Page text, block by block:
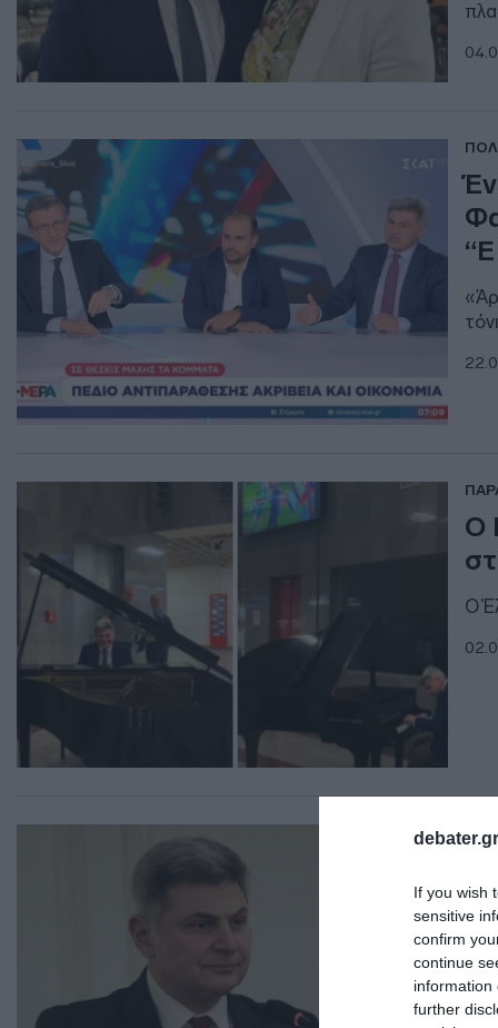
If you wish
sensitive
confirm
continue
information
further
Ο
Ο